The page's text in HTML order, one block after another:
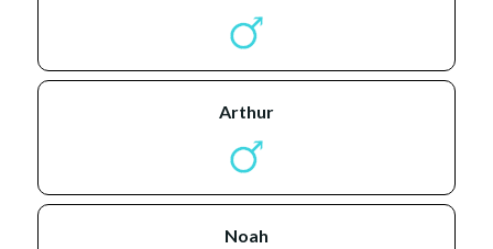
arthur
noah